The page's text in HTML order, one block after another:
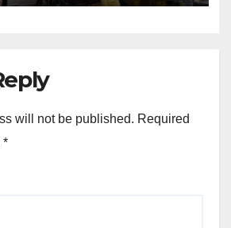
will not be published. Required
*